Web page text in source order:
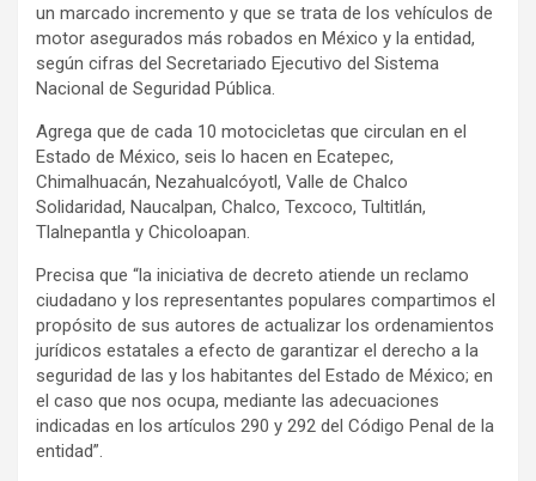
un marcado incremento y que se trata de los vehículos de
motor asegurados más robados en México y la entidad,
según cifras del Secretariado Ejecutivo del Sistema
Nacional de Seguridad Pública.
Agrega que de cada 10 motocicletas que circulan en el
Estado de México, seis lo hacen en Ecatepec,
Chimalhuacán, Nezahualcóyotl, Valle de Chalco
Solidaridad, Naucalpan, Chalco, Texcoco, Tultitlán,
Tlalnepantla y Chicoloapan.
Precisa que “la iniciativa de decreto atiende un reclamo
ciudadano y los representantes populares compartimos el
propósito de sus autores de actualizar los ordenamientos
jurídicos estatales a efecto de garantizar el derecho a la
seguridad de las y los habitantes del Estado de México; en
el caso que nos ocupa, mediante las adecuaciones
indicadas en los artículos 290 y 292 del Código Penal de la
entidad”.